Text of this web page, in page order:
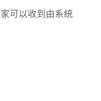
可以收到由系統